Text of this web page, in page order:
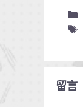
留言